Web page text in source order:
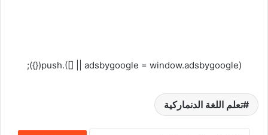
(adsbygoogle = window.adsbygoogle || []).push({});
تعلم اللغة الدنماركية